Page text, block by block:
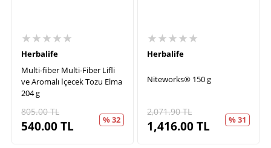
★★★★★
Herbalife
Multi-fiber Multi-Fiber Lifli
ve Aromalı İçecek Tozu Elma
204 g
805.00TL
540.00TL % 32
★★★★★
Herbalife
Niteworks® 150 g
2,071.90TL
1,416.00TL % 31